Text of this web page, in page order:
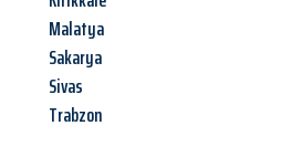
Malatya
Sakarya
Sivas
Trabzon